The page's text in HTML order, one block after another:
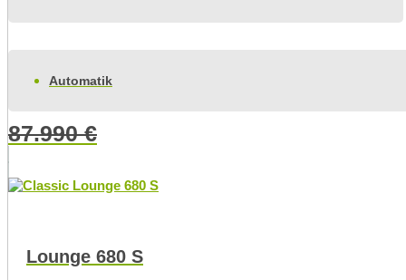
Automatik
87.990€
Lounge 680 S